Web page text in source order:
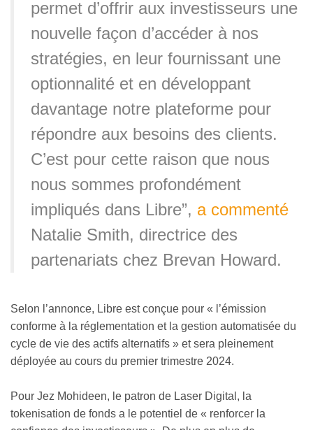
permet d’offrir aux investisseurs une
nouvelle façon d’accéder à nos
stratégies, en leur fournissant une
optionnalité et en développant
davantage notre plateforme pour
répondre aux besoins des clients.
C’est pour cette raison que nous
nous sommes profondément
impliqués dans Libre”, a commenté
Natalie Smith, directrice des
partenariats chez Brevan Howard.
Selon l’annonce, Libre est conçue pour « l’émission
conforme à la réglementation et la gestion automatisée du
cycle de vie des actifs alternatifs » etsera pleinement
déployée au cours du premier trimestre 2024.
Pour Jez Mohideen, le patron de Laser Digital, la
tokenisation de fonds a le potentiel de « renforcer la